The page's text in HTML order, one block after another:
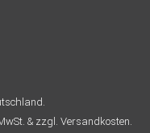
& zzgl. Versandkosten.